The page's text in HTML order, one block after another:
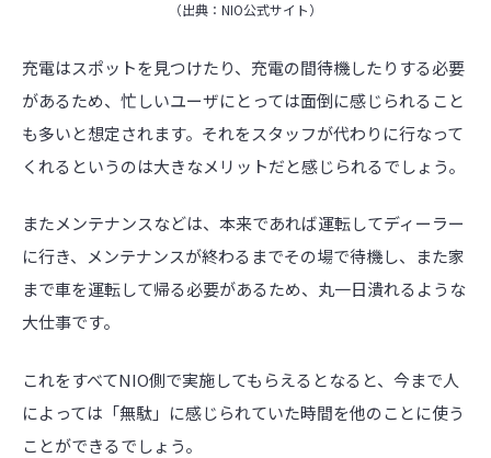
（出典：NIO公式サイト）
充電はスポットを見つけたり、充電の間待機したりする必要
があるため、忙しいユーザにとっては面倒に感じられること
も多いと想定されます。それをスタッフが代わりに行なって
くれるというのは大きなメリットだと感じられるでしょう。
またメンテナンスなどは、本来であれば運転してディーラー
に行き、メンテナンスが終わるまでその場で待機し、また家
まで車を運転して帰る必要があるため、丸一日潰れるような
大仕事です。
これをすべてNIO側で実施してもらえるとなると、今まで人
によっては「無駄」に感じられていた時間を他のことに使う
ことができるでしょう。